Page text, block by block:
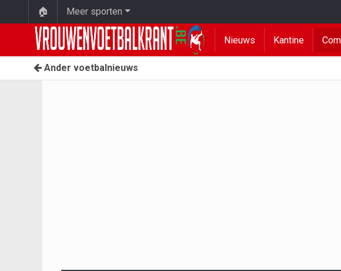
🏠 Meer sporten
Nieuws Kantine
Ander voetbalnieuws